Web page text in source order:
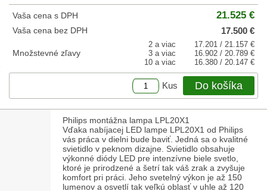
Vaša cena s DPH 21.525 €
Vaša cena bez DPH 17.500 €
Množstevné zľavy
2 a viac
17.201 / 21.157 €
3 a viac
16.902 / 20.789 €
10 a viac
16.380 / 20.147 €
Kus Do košíka
Philips montážna lampa LPL20X1
Vďaka nabíjacej LED lampe LPL20X1 od Philips
vás práca v dielni bude baviť. Jedná sa o kvalitné
svietidlo v peknom dizajne. Svietidlo obsahuje
výkonné diódy LED pre intenzívne biele svetlo,
ktoré je prirodzené a šetrí tak váš zrak a zvyšuje
komfort pri práci. Jeho svetelný výkon je až 150
lumenov a osvetlí tak veľkú oblasť v uhle až 120